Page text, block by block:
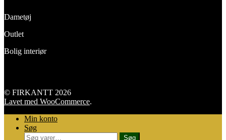
Dametøj
Outlet
Bolig interiør
© FIRKANTT 2026
Lavet med WooCommerce.
Min konto
Søg
Søg
Søg